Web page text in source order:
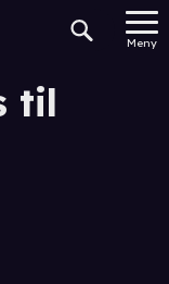
Meny
til